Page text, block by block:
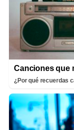
Canciones que
¿Por qué recuerdas